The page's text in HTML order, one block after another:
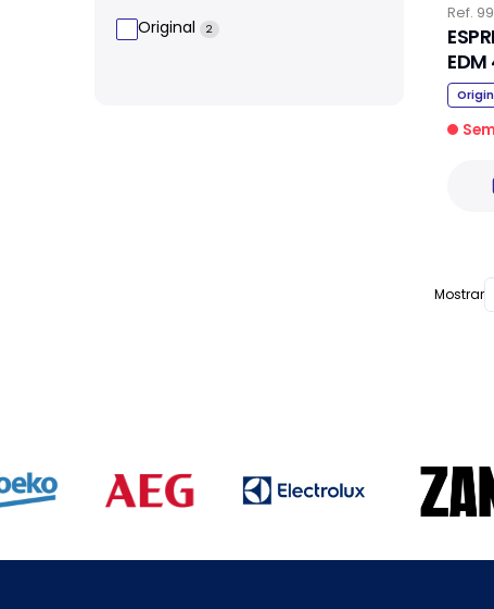
Original 2
Ref.
Mostrar